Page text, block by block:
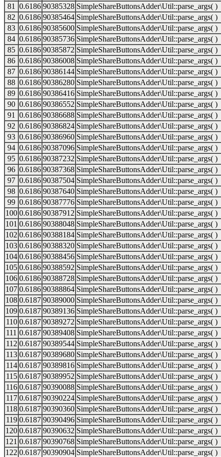
81
0.6186 90385328 SimpleShareButtonsAdder\Util::parse_args( )
82 0.6186 90385464 SimpleShareButtonsAdder\Util::parse_args( )
83 0.6186 90385600 SimpleShareButtonsAdder\Util::parse_args( )
84 0.6186 90385736 SimpleShareButtonsAdder\Util::parse_args( )
85 0.6186 90385872 SimpleShareButtonsAdder\Util::parse_args( )
86 0.6186 90386008 SimpleShareButtonsAdder\Util::parse_args( )
87 0.6186 90386144 SimpleShareButtonsAdder\Util::parse_args( )
88 0.6186 90386280 SimpleShareButtonsAdder\Util::parse_args( )
89 0.6186 90386416 SimpleShareButtonsAdder\Util::parse_args( )
90 0.6186 90386552 SimpleShareButtonsAdder\Util::parse_args( )
91
0.6186 90386688 SimpleShareButtonsAdder\Util::parse_args( )
92 0.6186 90386824 SimpleShareButtonsAdder\Util::parse_args( )
93 0.6186 90386960 SimpleShareButtonsAdder\Util::parse_args( )
94 0.6186 90387096 SimpleShareButtonsAdder\Util::parse_args( )
95 0.6186 90387232 SimpleShareButtonsAdder\Util::parse_args( )
96 0.6186 90387368 SimpleShareButtonsAdder\Util::parse_args( )
97 0.6186 90387504 SimpleShareButtonsAdder\Util::parse_args( )
98 0.6186 90387640 SimpleShareButtonsAdder\Util::parse_args( )
99 0.6186 90387776 SimpleShareButtonsAdder\Util::parse_args( )
100 0.6186 90387912 SimpleShareButtonsAdder\Util::parse_args( )
101 0.6186 90388048 SimpleShareButtonsAdder\Util::parse_args( )
102 0.6186 90388184 SimpleShareButtonsAdder\Util::parse_args( )
103 0.6186 90388320 SimpleShareButtonsAdder\Util::parse_args( )
104 0.6186 90388456 SimpleShareButtonsAdder\Util::parse_args( )
105 0.6186 90388592 SimpleShareButtonsAdder\Util::parse_args( )
106 0.6186 90388728 SimpleShareButtonsAdder\Util::parse_args( )
107 0.6186 90388864 SimpleShareButtonsAdder\Util::parse_args( )
108 0.6187 90389000 SimpleShareButtonsAdder\Util::parse_args( )
109 0.6187 90389136 SimpleShareButtonsAdder\Util::parse_args( )
110 0.6187 90389272 SimpleShareButtonsAdder\Util::parse_args( )
111 0.6187 90389408 SimpleShareButtonsAdder\Util::parse_args( )
112 0.6187 90389544 SimpleShareButtonsAdder\Util::parse_args( )
113 0.6187 90389680 SimpleShareButtonsAdder\Util::parse_args( )
114 0.6187 90389816 SimpleShareButtonsAdder\Util::parse_args( )
115 0.6187 90389952 SimpleShareButtonsAdder\Util::parse_args( )
116 0.6187 90390088 SimpleShareButtonsAdder\Util::parse_args( )
117 0.6187 90390224 SimpleShareButtonsAdder\Util::parse_args( )
118 0.6187 90390360 SimpleShareButtonsAdder\Util::parse_args( )
119 0.6187 90390496 SimpleShareButtonsAdder\Util::parse_args( )
120 0.6187 90390632 SimpleShareButtonsAdder\Util::parse_args( )
121 0.6187 90390768 SimpleShareButtonsAdder\Util::parse_args( )
122 0.6187 90390904 SimpleShareButtonsAdder\Util::parse_args( )